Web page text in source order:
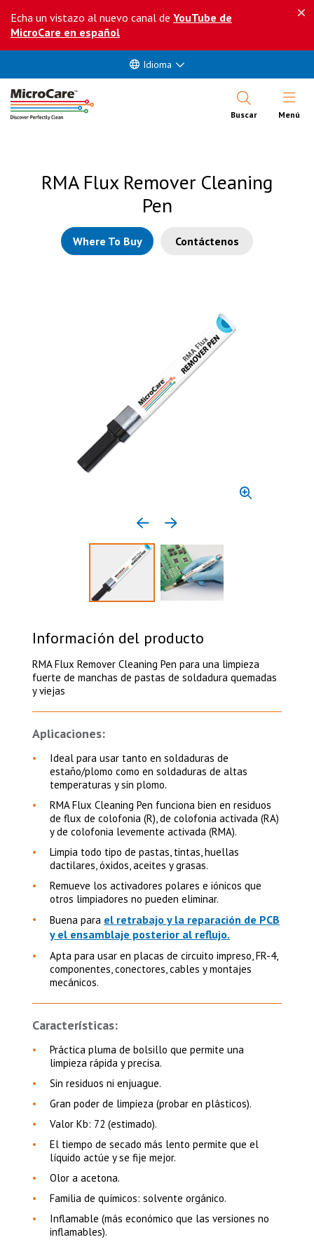
Echa un vistazo al nuevo canal de YouTube de
MicroCare en español
Idioma
Buscar Abrir
Menú
RMA Flux Remover Cleaning
Pen
Where To Buy Contáctenos
Previous media item
Next media item
Select to display product image 1
Información del producto
RMA Flux Remover Cleaning Pen para una limpieza
fuerte de manchas de pastas de soldadura quemadas
y viejas
Aplicaciones:
Ideal para usar tanto en soldaduras de
estaño/plomo como en soldaduras de altas
temperaturas y sin plomo.
RMA Flux Cleaning Pen funciona bien en residuos
de flux de colofonia (R), de colofonia activada (RA)
y de colofonia levemente activada (RMA).
Limpia todo tipo de pastas, tintas, huellas
dactilares, óxidos, aceites y grasas.
Remueve los activadores polares e iónicos que
otros limpiadores no pueden eliminar.
Buena para el retrabajo y la reparación de PCB
y el ensamblaje posterior al reflujo.
Apta para usar en placas de circuito impreso, FR-4,
componentes, conectores, cables y montajes
mecánicos.
Características:
Práctica pluma de bolsillo que permite una
limpieza rápida y precisa.
Sin residuos ni enjuague.
Gran poder de limpieza (probar en plásticos).
Valor Kb: 72 (estimado).
El tiempo de secado más lento permite que el
líquido actúe y se fije mejor.
Olor a acetona.
Familia de químicos: solvente orgánico.
Inflamable (más económico que las versiones no
inflamables).